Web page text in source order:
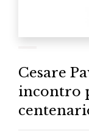
Cesare
incontro